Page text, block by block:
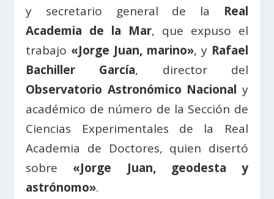
y secretario general de la Real
Academia de la Mar, que expuso el
trabajo «Jorge Juan, marino», y Rafael
Bachiller García, director del
Observatorio Astronómico Nacional y
académico de número de la Sección de
Ciencias Experimentales de la Real
Academia de Doctores, quien disertó
sobre «Jorge Juan, geodesta y
astrónomo».